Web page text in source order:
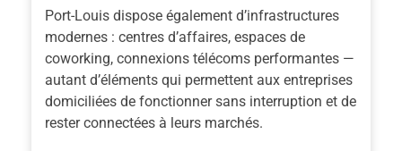
Port-Louis dispose également d’infrastructures
modernes : centres d’affaires, espaces de
coworking, connexions télécoms performantes —
autant d’éléments qui permettent aux entreprises
domiciliées de fonctionner sans interruption et de
rester connectées à leurs marchés.